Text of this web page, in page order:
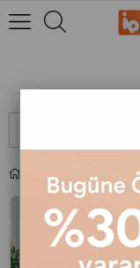
Yeni Ürün